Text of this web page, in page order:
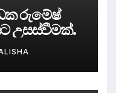
රුමේෂ්
උසස්වීමක්.